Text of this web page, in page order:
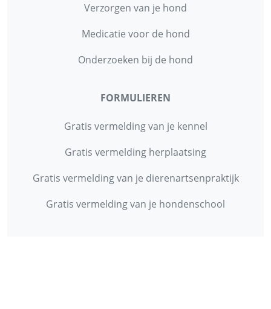
Verzorgen van je hond
Medicatie voor de hond
Onderzoeken bij de hond
FORMULIEREN
Gratis vermelding van je kennel
Gratis vermelding herplaatsing
Gratis vermelding van je dierenartsenpraktijk
Gratis vermelding van je hondenschool